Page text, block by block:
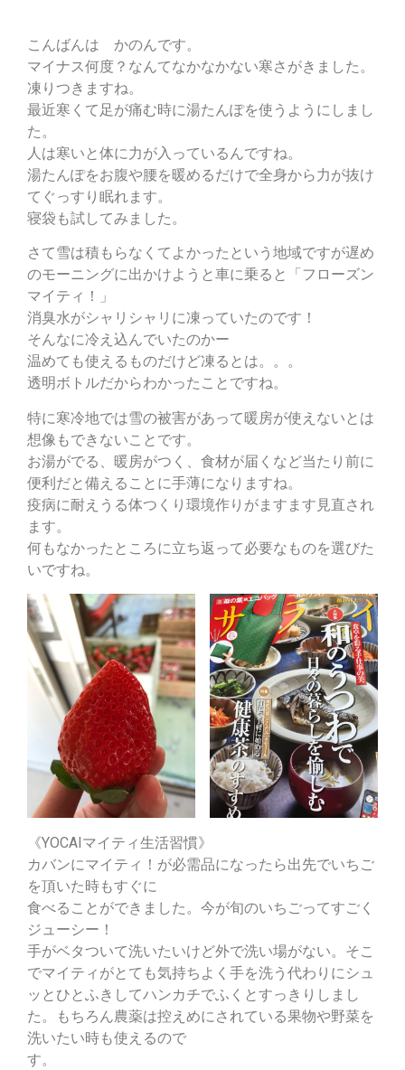
こんばんは かのんです。
マイナス何度？なんてなかなかない寒さがきました。
凍りつきますね。
最近寒くて足が痛む時に湯たんぽを使うようにしまし
た。
人は寒いと体に力が入っているんですね。
湯たんぽをお腹や腰を暖めるだけで全身から力が抜け
てぐっすり眠れます。
寝袋も試してみました。
さて雪は積もらなくてよかったという地域ですが遅め
のモーニングに出かけようと車に乗ると「フローズン
マイティ！」
消臭水がシャリシャリに凍っていたのです！
そんなに冷え込んでいたのかー
温めても使えるものだけど凍るとは。。。
透明ボトルだからわかったことですね。
特に寒冷地では雪の被害があって暖房が使えないとは
想像もできないことです。
お湯がでる、暖房がつく、食材が届くなど当たり前に
便利だと備えることに手薄になりますね。
疫病に耐えうる体つくり環境作りがますます見直され
ます。
何もなかったところに立ち返って必要なものを選びた
いですね。
《YOCAIマイティ生活習慣》
カバンにマイティ！が必需品になったら出先でいちご
を頂いた時もすぐに
食べることができました。今が旬のいちごってすごく
ジューシー！
手がベタついて洗いたいけど外で洗い場がない。そこ
でマイティがとても気持ちよく手を洗う代わりにシュ
ッとひとふきしてハンカチでふくとすっきりしまし
た。もちろん農薬は控えめにされている果物や野菜を
洗いたい時も使えるので
す。